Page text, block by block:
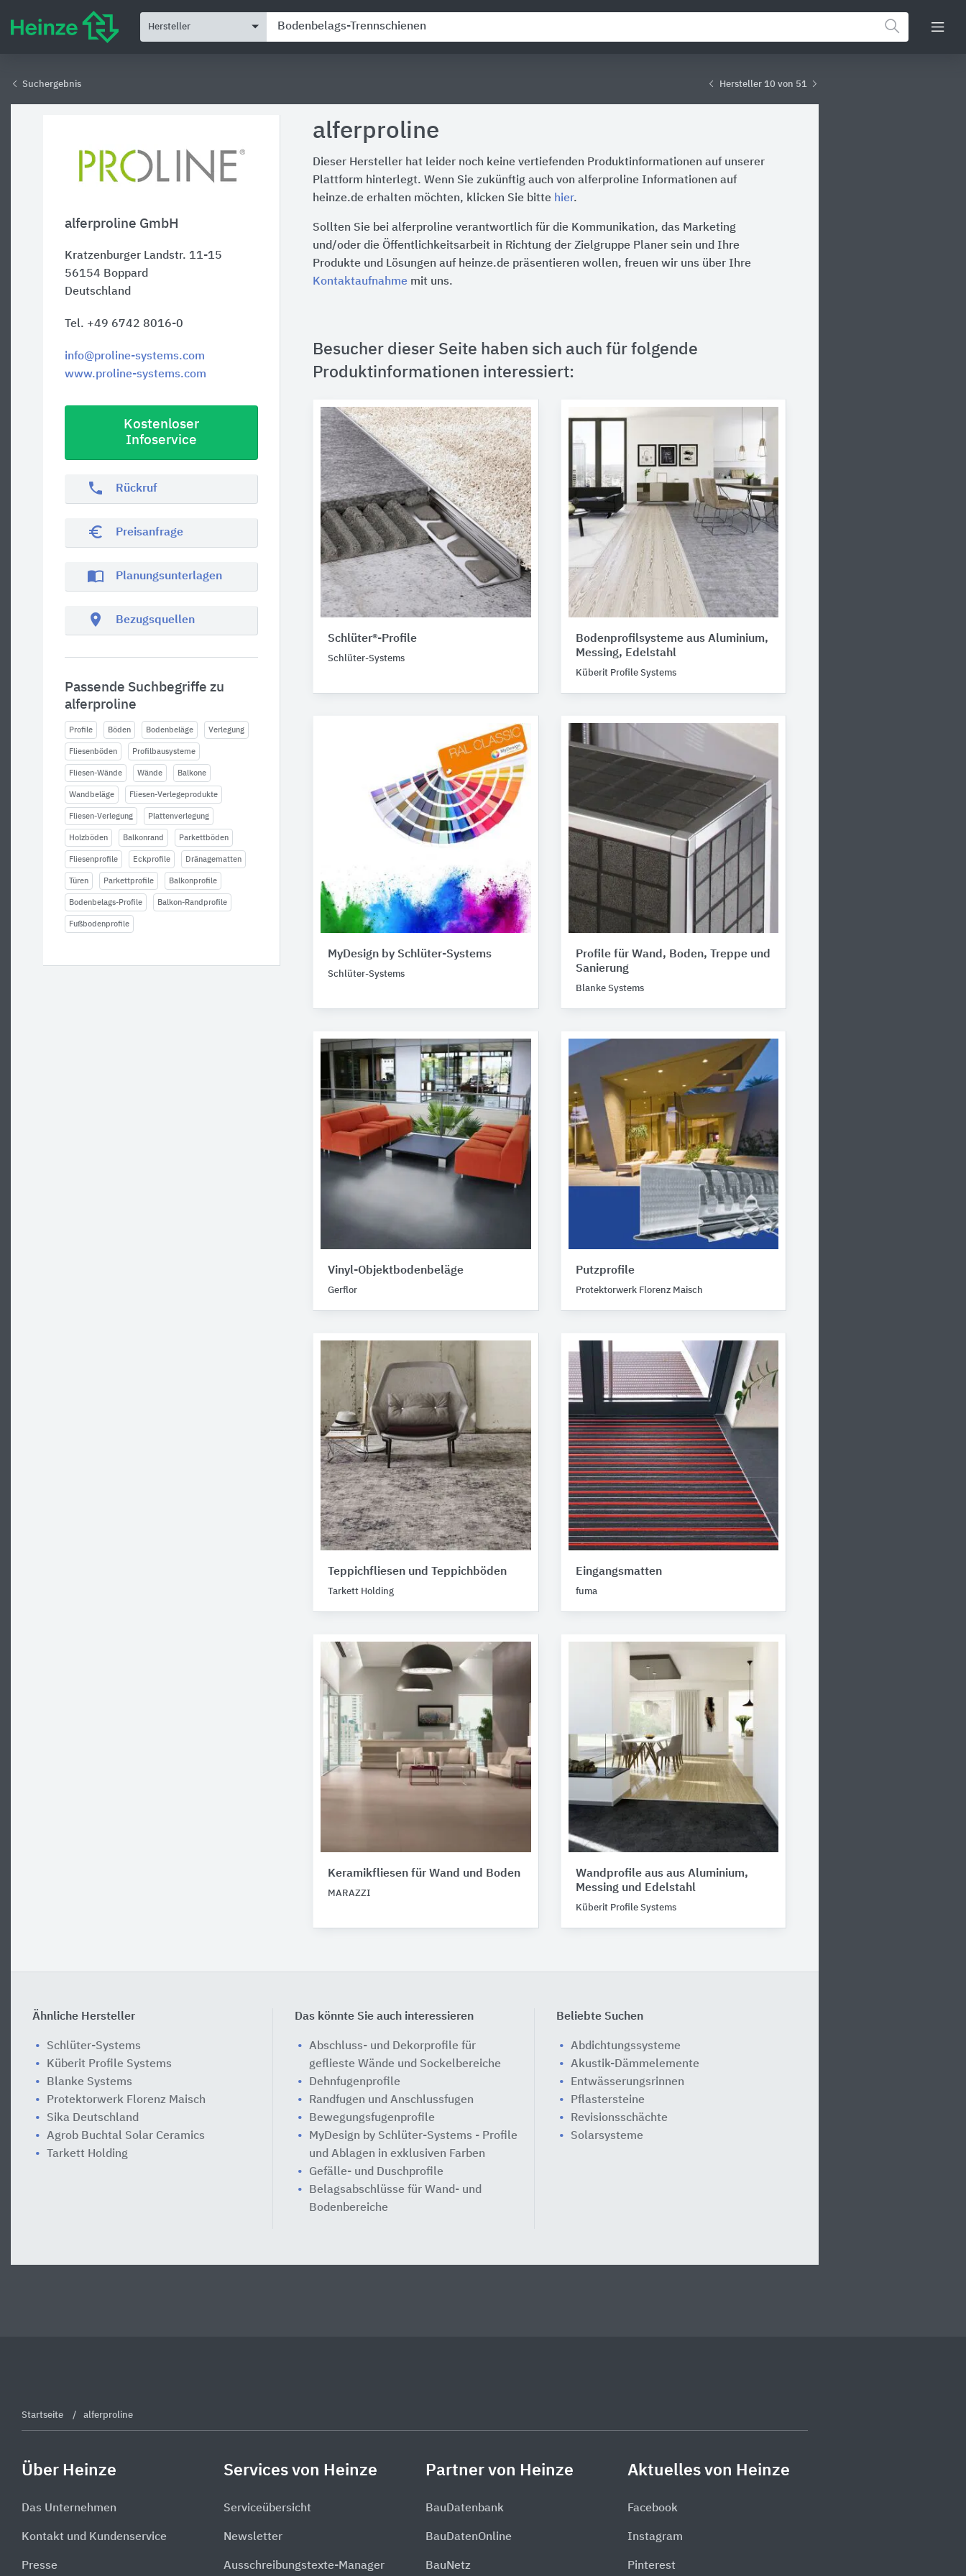
Hersteller
Suchergebnis Hersteller 10 von 51
alferproline GmbH
Kratzenburger Landstr. 11-15
56154 Boppard
Deutschland
Tel. +49 6742 8016-0
info@proline-systems.com
www.proline-systems.com
Kostenloser
Infoservice
phone Rückruf
euro_symbol Preisanfrage
import_contacts Planungsunterlagen
location_on Bezugsquellen
Passende Suchbegriffe zu
alferproline
Profile Böden Bodenbeläge Verlegung
Fliesenböden Profilbausysteme
Fliesen-Wände Wände Balkone
Wandbeläge Fliesen-Verlegeprodukte
Fliesen-Verlegung Plattenverlegung
Holzböden Balkonrand Parkettböden
Fliesenprofile Eckprofile Dränagematten
Türen Parkettprofile Balkonprofile
Bodenbelags-Profile Balkon-Randprofile
Fußbodenprofile
alferproline
Dieser Hersteller hat leider noch keine vertiefenden Produktinformationen auf unserer
Plattform hinterlegt. Wenn Sie zukünftig auch von alferproline Informationen auf
heinze.de erhalten möchten, klicken Sie bitte hier.
Sollten Sie bei alferproline verantwortlich für die Kommunikation, das Marketing
und/oder die Öffentlichkeitsarbeit in Richtung der Zielgruppe Planer sein und Ihre
Produkte und Lösungen auf heinze.de präsentieren wollen, freuen wir uns über Ihre
Kontaktaufnahme mit uns.
Besucher dieser Seite haben sich auch für folgende
Produktinformationen interessiert:
Schlüter®-Profile
Schlüter-Systems
Bodenprofilsysteme aus Aluminium,
Messing, Edelstahl
Küberit Profile Systems
MyDesign by Schlüter-Systems
Schlüter-Systems
Profile für Wand, Boden, Treppe und
Sanierung
Blanke Systems
Vinyl-Objektbodenbeläge
Gerflor
Putzprofile
Protektorwerk Florenz Maisch
Teppichfliesen und Teppichböden
Tarkett Holding
Eingangsmatten
fuma
Keramikfliesen für Wand und Boden
MARAZZI
Wandprofile aus aus Aluminium,
Messing und Edelstahl
Küberit Profile Systems
Ähnliche Hersteller
Schlüter-Systems
Küberit Profile Systems
Blanke Systems
Protektorwerk Florenz Maisch
Sika Deutschland
Agrob Buchtal Solar Ceramics
Tarkett Holding
Das könnte Sie auch interessieren
Abschluss- und Dekorprofile für
geflieste Wände und Sockelbereiche
Dehnfugenprofile
Randfugen und Anschlussfugen
Bewegungsfugenprofile
MyDesign by Schlüter-Systems - Profile
und Ablagen in exklusiven Farben
Gefälle- und Duschprofile
Belagsabschlüsse für Wand- und
Bodenbereiche
Beliebte Suchen
Abdichtungssysteme
Akustik-Dämmelemente
Entwässerungsrinnen
Pflastersteine
Revisionsschächte
Solarsysteme
Startseite alferproline
Über Heinze
Das Unternehmen
Kontakt und Kundenservice
Presse
Services von Heinze
Serviceübersicht
Newsletter
Ausschreibungstexte-Manager
Partner von Heinze
BauDatenbank
BauDatenOnline
BauNetz
Aktuelles von Heinze
Facebook
Instagram
Pinterest